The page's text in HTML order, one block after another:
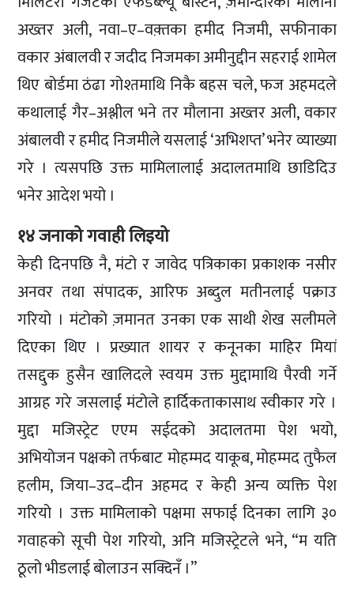
अख्तर अली, नवा–ए–वक़्तका हमीद निजमी, सफीनाका
वकार अंबालवी र जदीद निजमका अमीनुद्दीन सहराई शामेल
थिए बोर्डमा ठंढा गोश्तमाथि निकै बहस चले, फज अहमदले
कथालाई गैर–अश्लील भने तर मौलाना अख्तर अली, वकार
अंबालवी र हमीद निजमीले यसलाई ‘अभिशप्त’ भनेर व्याख्या
गरे । त्यसपछि उक्त मामिलालाई अदालतमाथि छाडिदिउ
भनेर आदेश भयो ।
१४ जनाको गवाही लिइयो
केही दिनपछि नै, मंटो र जावेद पत्रिकाका प्रकाशक नसीर
अनवर तथा संपादक, आरिफ अब्दुल मतीनलाई पक्राउ
गरियो । मंटोको ज़मानत उनका एक साथी शेख सलीमले
दिएका थिए । प्रख्यात शायर र कनूनका माहिर मियां
तसद्दुक हुसैन खालिदले स्वयम उक्त मुद्दामाथि पैरवी गर्ने
आग्रह गरे जसलाई मंटोले हार्दिकताकासाथ स्वीकार गरे ।
मुद्दा मजिस्ट्रेट एएम सईदको अदालतमा पेश भयो,
अभियोजन पक्षको तर्फबाट मोहम्मद याकूब, मोहम्मद तुफैल
हलीम, जिया–उद–दीन अहमद र केही अन्य व्यक्ति पेश
गरियो । उक्त मामिलाको पक्षमा सफाई दिनका लागि ३०
गवाहको सूची पेश गरियो, अनि मजिस्ट्रेटले भने, “म यति
ठूलो भीडलाई बोलाउन सक्दिनँ ।”